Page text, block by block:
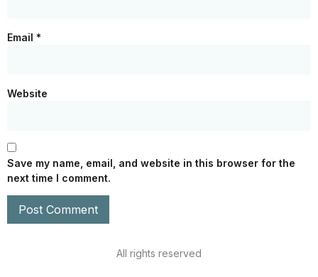
Email *
Website
Save my name, email, and website in this browser for the
next time I comment.
All rights reserved